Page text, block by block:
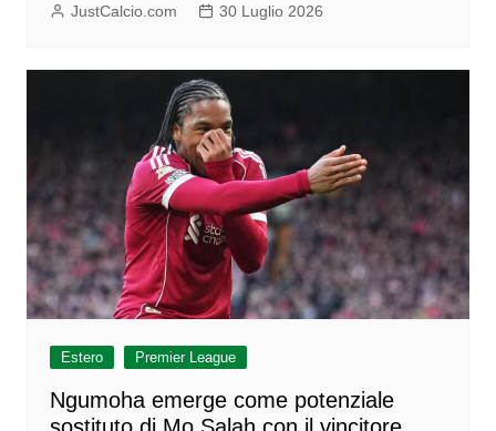
JustCalcio.com 30 Luglio 2026
Estero Premier League
Ngumoha emerge come potenziale